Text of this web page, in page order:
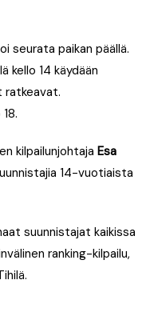
seurata paikan päällä.
kello 14 käydään
ratkeavat.
kilpailunjohtaja Esa
14-vuotiaista
suunnistajat kaikissa
ranking-kilpailu,